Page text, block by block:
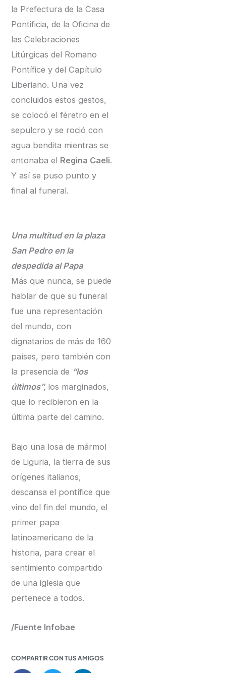
la Prefectura de la Casa
Pontificia, de la Oficina de
las Celebraciones
Litúrgicas del Romano
Pontífice y del Capítulo
Liberiano. Una vez
concluidos estos gestos,
se colocó el féretro en el
sepulcro y se roció con
agua bendita mientras se
entonaba el Regina Caeli.
Y así se puso punto y
final al funeral.
Una multitud en la plaza
San Pedro en la
despedida al Papa
Más que nunca, se puede
hablar de que su funeral
fue una representación
del mundo, con
dignatarios de más de 160
países, pero también con
la presencia de “los
últimos”, los marginados,
que lo recibieron en la
última parte del camino.
Bajo una losa de mármol
de Liguria, la tierra de sus
orígenes italianos,
descansa el pontífice que
vino del fin del mundo, el
primer papa
latinoamericano de la
historia, para crear el
sentimiento compartido
de una iglesia que
pertenece a todos.
/Fuente Infobae
COMPARTIR CON TUS AMIGOS